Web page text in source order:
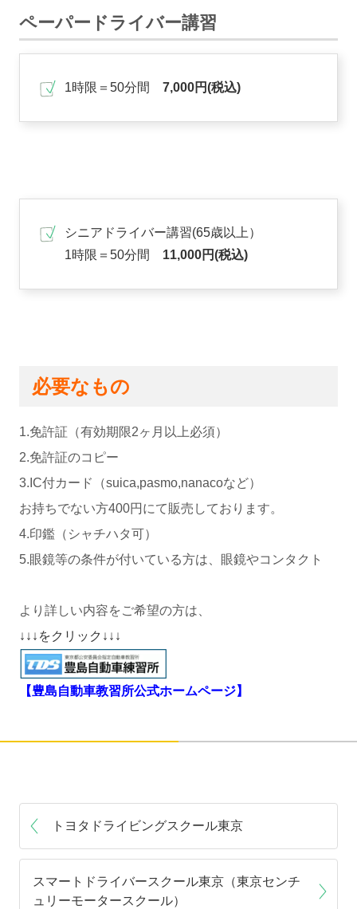
ペーパードライバー講習
1時限＝50分間 7,000円(税込)
シニアドライバー講習(65歳以上 ）
1時限＝50分間 11,000円(税込)
必要なもの
1.免許証（有効期限2ヶ月以上必須）
2.免許証のコピー
3.IC付カード（suica,pasmo,nanacoなど）
お持ちでない方400円にて販売しております。
4.印鑑（シャチハタ可）
5.眼鏡等の条件が付いている方は、眼鏡やコンタクト
より詳しい内容をご希望の方は、
↓↓↓をクリック↓↓↓
【豊島自動車教習所公式ホームページ】
トヨタドライビングスクール東京
スマートドライバースクール東京（東京センチ
ュリーモータースクール）